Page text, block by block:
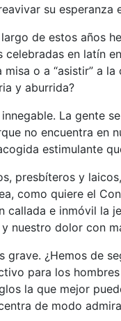
su esperanza
de estos años
celebradas en latín
misa o a “asistir” a
y aburrida?
La gente
no encuentra en
estimulante
presbíteros y
como quiere el
callada e inmóvil la
nuestro dolor con
grave. ¿Hemos de
para los
la que mejor
de modo